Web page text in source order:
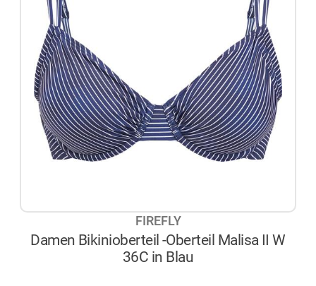
FIREFLY
Damen Bikinioberteil -Oberteil Malisa II W
36C in Blau